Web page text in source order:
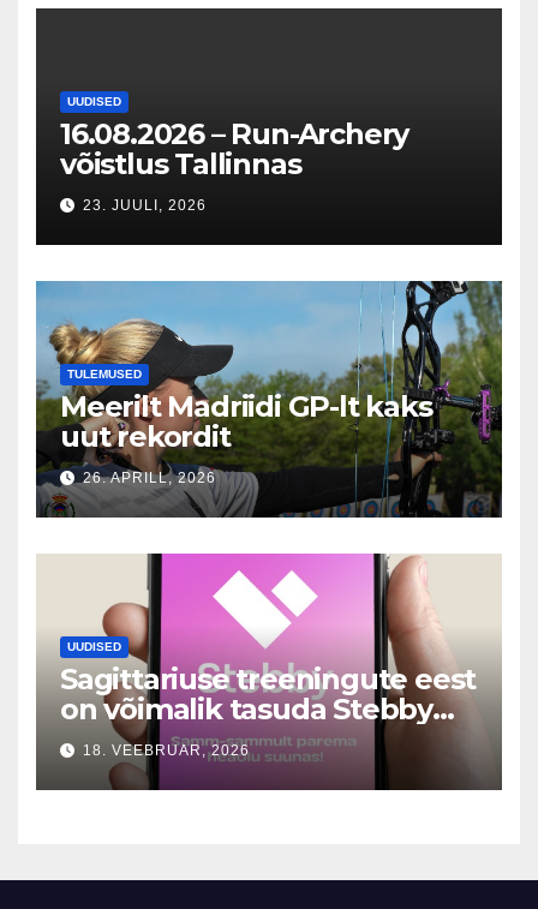
UUDISED
16.08.2026 – Run-Archery
võistlus Tallinnas
23. JUULI, 2026
TULEMUSED
Meerilt Madriidi GP-lt kaks
uut rekordit
26. APRILL, 2026
UUDISED
Sagittariuse treeningute eest
on võimalik tasuda Stebby
vahendusel
18. VEEBRUAR, 2026